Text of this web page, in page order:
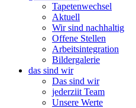
Tapetenwechsel
Aktuell
Wir sind nachhaltig
Offene Stellen
Arbeitsintegration
Bildergalerie
das sind wir
Das sind wir
jederziit Team
Unsere Werte